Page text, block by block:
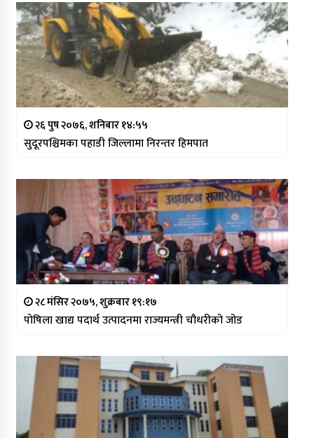
२६ पुष २०७६, शनिबार १४:५५
सुदूरपश्चिमका पहाडी जिल्लामा निरन्तर हिमपात
२८ मंसिर २०७५, शुक्रबार १९:१७
पोषिला खाद्य पदार्थ उत्पादनमा राज्यमन्त्री चौधरीको जोड